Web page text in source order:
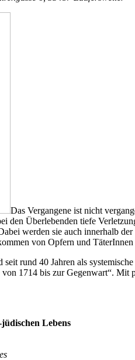
Das Vergangene ist nicht
den Überlebenden tiefe
werden sie auch innerhalb
von Opfern und
rund 40 Jahren als
1714 bis zur Gegenwart“. Mit
Lebens